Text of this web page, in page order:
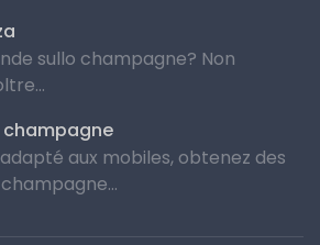
sullo champagne? Non
aux mobiles, obtenez des